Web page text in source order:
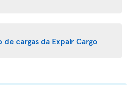
cargas da Expair Cargo